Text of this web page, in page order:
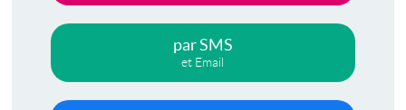
par SMS
et Email